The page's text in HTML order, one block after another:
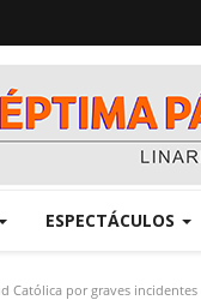
ESPECTÁCULOS
Católica por graves